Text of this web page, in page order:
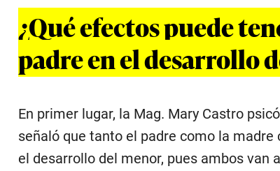
¿Qué efectos puede
padre en el desarrollo
En primer lugar, la Mag. Mary Castro
señaló que tanto el padre como la
el desarrollo del menor, pues ambos van